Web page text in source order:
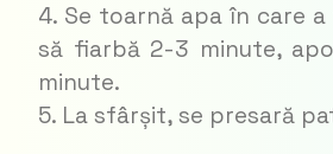
4. Se toarnă apa în care
să fiarbă 2-3 minute,
minute.
5. La sfârșit, se presară